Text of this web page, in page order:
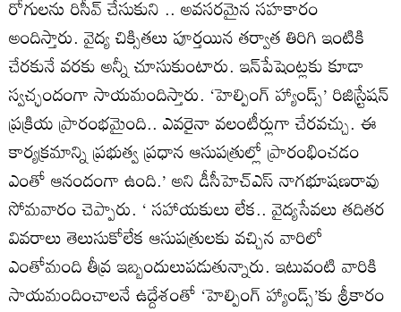
రోగులను రిసీవ్‌ చేసుకుని .. అవసరమైన సహకారం
అందిస్తారు. వైద్య చిక్సితలు పూర్తయిన తర్వాత తిరిగి ఇంటికి
చేరకునే వరకు అన్నీ చూసుకుంటారు. ఇన్‌పేషెంట్లకు కూడా
స్వచ్ఛందంగా సాయమందిస్తారు. ‘హెల్పింగ్‌ హ్యాండ్స్‌’ రిజిస్ర్టేషన్‌
ప్రక్రియ ప్రారంభమైంది.. ఎవరైనా వలంటీర్లుగా చేరవచ్చు. ఈ
కార్యక్రమాన్ని ప్రభుత్వ ప్రధాన ఆసుపత్రుల్లో ప్రారంభించడం
ఎంతో ఆనందంగా ఉంది.’ అని డీసీహెచ్‌ఎస్‌ నాగభూషణరావు
సోమవారం చెప్పారు. ‘ సహాయకులు లేక.. వైద్యసేవలు తదితర
వివరాలు తెలుసుకోలేక ఆసుపత్రులకు వచ్చిన వారిలో
ఎంతోమంది తీవ్ర ఇబ్బందులుపడుతున్నారు. ఇటువంటి వారికి
సాయమందించాలనే ఉద్దేశంతో ‘హెల్పింగ్‌ హ్యాండ్స్‌’కు శ్రీకారం